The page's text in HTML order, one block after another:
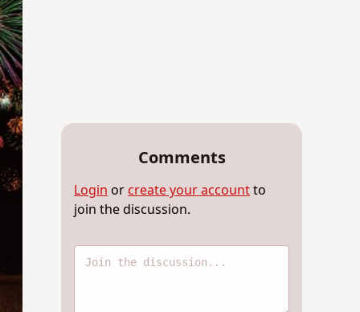
Comments
Login or create your accountto
join the discussion.